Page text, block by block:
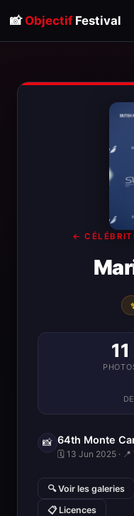
📸 ObjectifFestival
←
11
📸 64th Monte
🗓 13 Jun 2025 · 📍
🔍 Voir les galeries
📋 Licences